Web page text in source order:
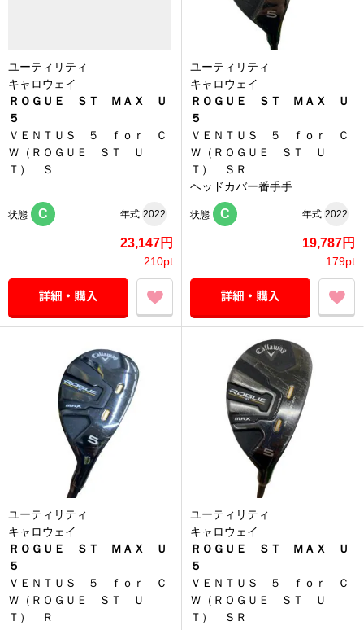
ユーティリティ
キャロウェイ
ＲＯＧＵＥ ＳＴ ＭＡＸ Ｕ
５
ＶＥＮＴＵＳ ５ ｆｏｒ Ｃ
Ｗ（ＲＯＧＵＥ ＳＴ Ｕ
Ｔ） Ｓ
状態 C 年式 2022
23,147円
210pt
ユーティリティ
キャロウェイ
ＲＯＧＵＥ ＳＴ ＭＡＸ Ｕ
５
ＶＥＮＴＵＳ ５ ｆｏｒ Ｃ
Ｗ（ＲＯＧＵＥ ＳＴ Ｕ
Ｔ） ＳＲ
ヘッドカバー番手手...
状態 C 年式 2022
19,787円
179pt
ユーティリティ
キャロウェイ
ＲＯＧＵＥ ＳＴ ＭＡＸ Ｕ
５
ＶＥＮＴＵＳ ５ ｆｏｒ Ｃ
Ｗ（ＲＯＧＵＥ ＳＴ Ｕ
Ｔ） Ｒ
ユーティリティ
キャロウェイ
ＲＯＧＵＥ ＳＴ ＭＡＸ Ｕ
５
ＶＥＮＴＵＳ ５ ｆｏｒ Ｃ
Ｗ（ＲＯＧＵＥ ＳＴ Ｕ
Ｔ） ＳＲ